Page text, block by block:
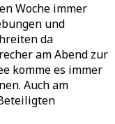
Woche immer
und
da
am Abend zur
komme es immer
Auch am